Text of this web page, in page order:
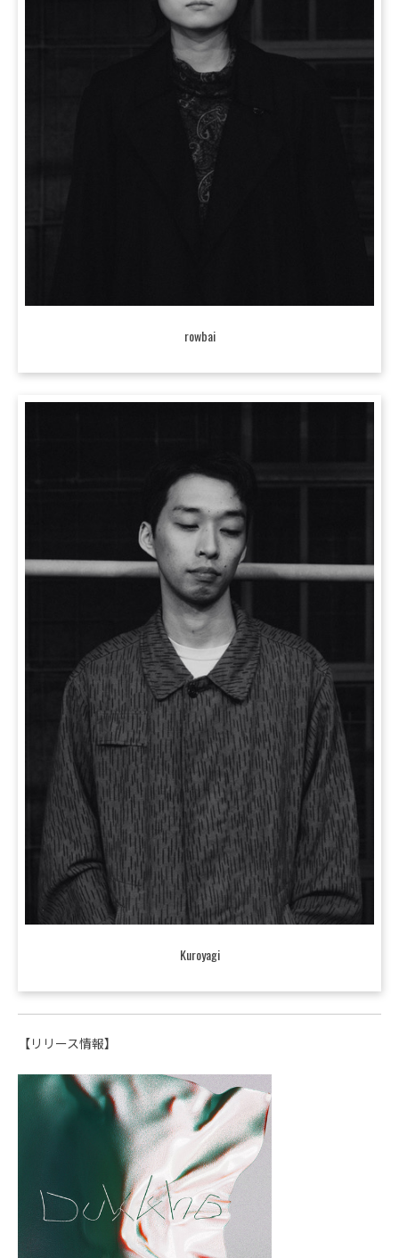
rowbai
Kuroyagi
【リリース情報】